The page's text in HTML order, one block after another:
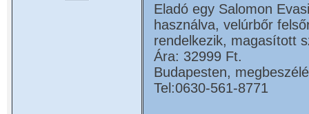
Eladó egy Salomon
használva, velúrbőr
rendelkezik, magasított
Ára: 32999 Ft.
Budapesten,
Tel:0630-561-8771